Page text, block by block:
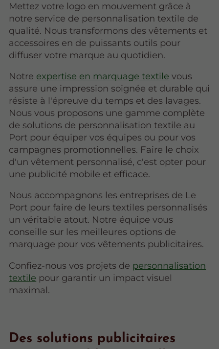
Mettez votre logo en mouvement grâce à
notre service de personnalisation textile de
qualité. Nous transformons des vêtements et
accessoires en de puissants outils pour
diffuser votre marque au quotidien.
Notre expertise en marquage textile vous
assure une impression soignée et durable qui
résiste à l'épreuve du temps et des lavages.
Nous vous proposons une gamme complète
de solutions de personnalisation textile au
Port pour équiper vos équipes ou pour vos
campagnes promotionnelles. Faire le choix
d'un vêtement personnalisé, c'est opter pour
une publicité mobile et efficace.
Nous accompagnons les entreprises de Le
Port pour faire de leurs textiles personnalisés
un véritable atout. Notre équipe vous
conseille sur les meilleures options de
marquage pour vos vêtements publicitaires.
Confiez-nous vos projets de personnalisation
textile pour garantir un impact visuel
maximal.
Des solutions publicitaires